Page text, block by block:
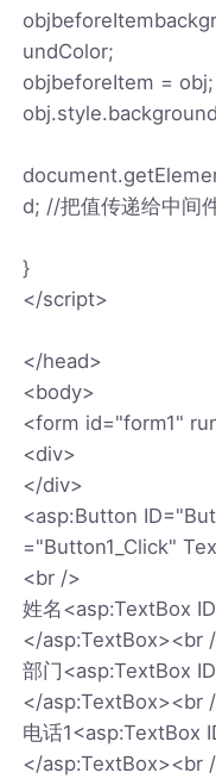
undColor;
objbeforeItem = obj;
d; //把值传递给中间
}
</script>
</head>
<body>
<form id="form1"
<div>
</div>
<asp:Button
="Button1_Click"
<br />
姓名<asp:TextBox
</asp:TextBox><br
部门<asp:TextBox
</asp:TextBox><br
电话1<asp:TextBox
</asp:TextBox><br